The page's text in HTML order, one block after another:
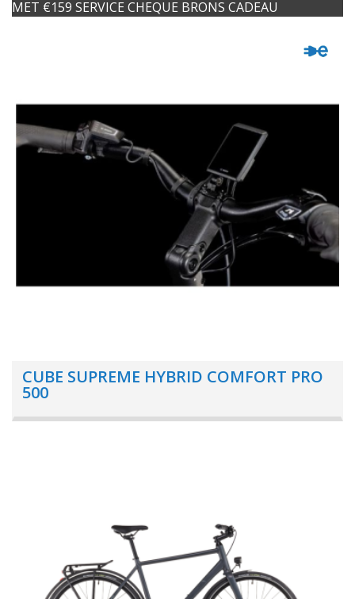
MET €159 SERVICE CHEQUE BRONS CADEAU
CUBE SUPREME HYBRID COMFORT PRO
500